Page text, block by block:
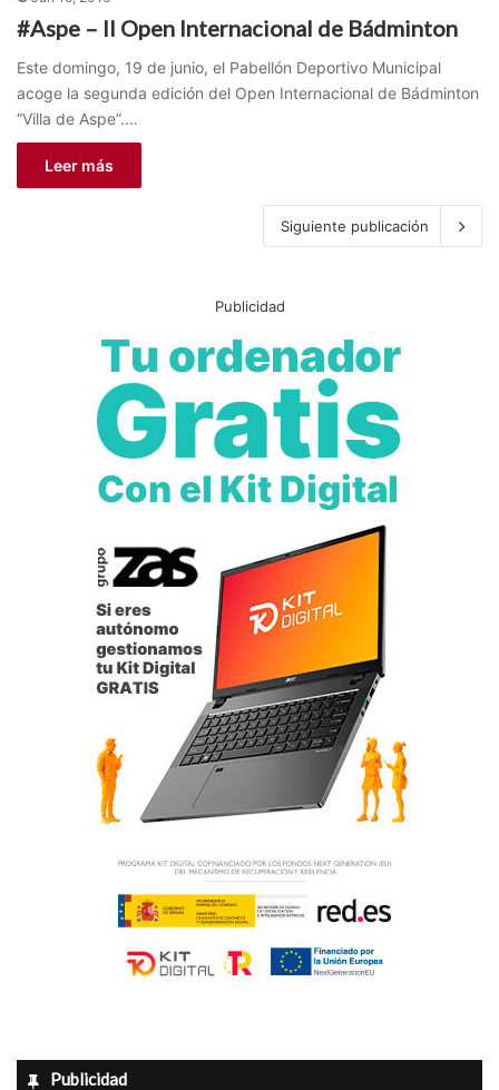
#Aspe – II Open Internacional de Bádminton
Este domingo, 19 de junio, el Pabellón Deportivo Municipal
acoge la segunda edición del Open Internacional de Bádminton
“Villa de Aspe”.…
Leer más
Siguiente publicación
Publicidad
Publicidad